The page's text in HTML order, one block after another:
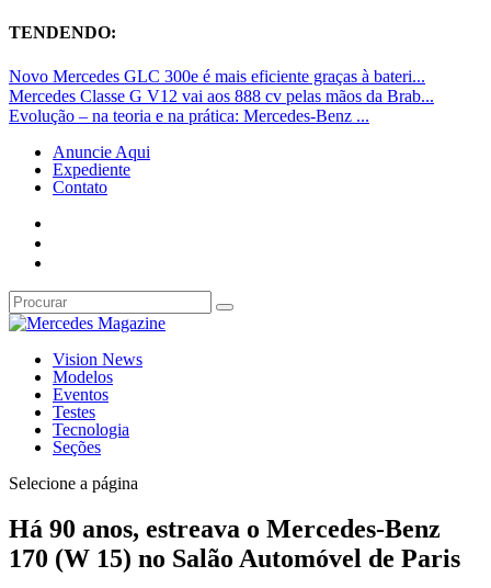
TENDENDO:
Novo Mercedes GLC 300e é mais eficiente graças à bateri...
Mercedes Classe G V12 vai aos 888 cv pelas mãos da Brab...
Evolução – na teoria e na prática: Mercedes-Benz ...
Anuncie Aqui
Expediente
Contato
Vision News
Modelos
Eventos
Testes
Tecnologia
Seções
Selecione a página
Há 90 anos, estreava o Mercedes-Benz
170 (W 15) no Salão Automóvel de Paris